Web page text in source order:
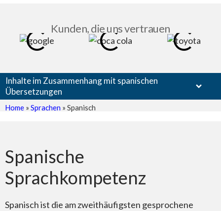
Kunden, die uns vertrauen
Inhalte im Zusammenhang mit spanischen
Übersetzungen
Übersetzung in die und aus der spanischen Sprache
Home » Sprachen » Spanisch
Spanische
Sprachkompetenz
Spanisch ist die am zweithäufigsten gesprochene